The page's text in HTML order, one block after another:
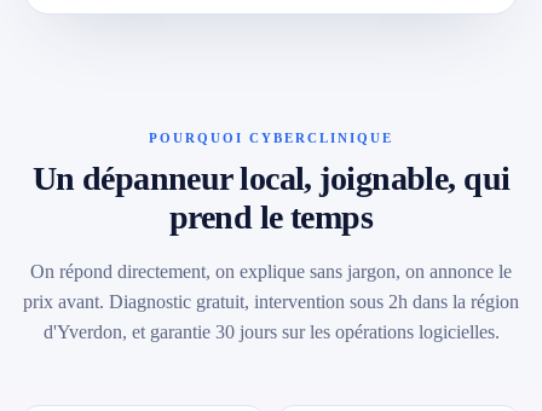
POURQUOI CYBERCLINIQUE
Un dépanneur local, joignable, qui
prend le temps
On répond directement, on explique sans jargon, on annonce le
prix avant. Diagnostic gratuit, intervention sous 2h dans la région
d'Yverdon, et garantie 30 jours sur les opérations logicielles.